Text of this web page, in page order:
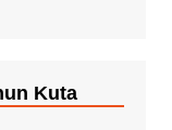
Kuta